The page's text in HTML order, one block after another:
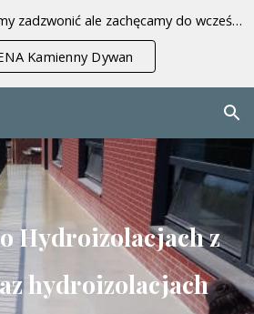
Skip to navigation
Przed przyjazdem prosimy zadzwonić ale zachęcamy do wcześniejszej wyceny.
Kamienny Dywan
Hydroizolacjach z
hydroizolacjach